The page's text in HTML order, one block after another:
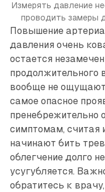
Измерять давление
проводить замеры
Повышение
давления очень
остается
продолжительного
вообще не
самое опасное
пренебрежительно
симптомам, считая
начинают бить
облегчение долго
усугубляется.
обратитесь к